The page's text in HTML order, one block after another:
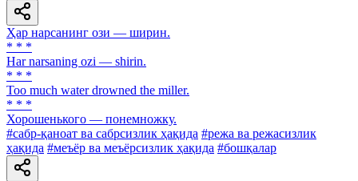
Ҳар нарсанинг ози — ширин.
* * *
Har narsaning ozi — shirin.
* * *
Too much water drowned the miller.
* * *
Хорошенького — понемножку.
#сабр-қаноат ва сабрсизлик ҳақида #режа ва режасизлик
ҳақида #меъёр ва меъёрсизлик ҳақида #бошқалар